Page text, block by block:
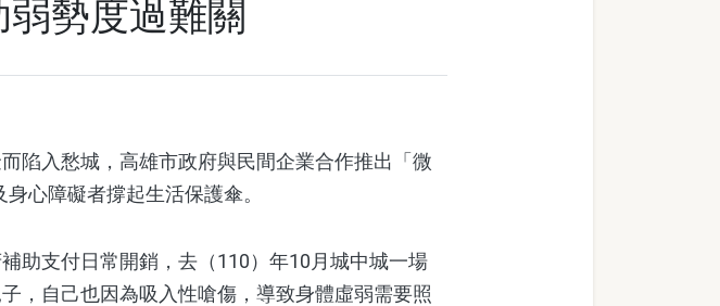
勢度過難關
入愁城，高雄市政府與民間企業合作推出「微
心障礙者撐起生活保護傘。
支付日常開銷，去（110）年10月城中城一場
，自己也因為吸入性嗆傷，導致身體虛弱需要照